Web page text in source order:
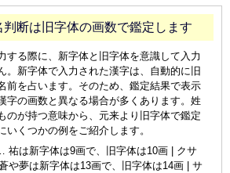
断は旧字体の画数で鑑定します
する際に、新字体と旧字体を意識して入力
。新字体で入力された漢字は、自動的に旧
前を占います。そのため、鑑定結果で表示
字の画数と異なる場合が多くあります。姓
のが持つ意味から、元来より旧字体で鑑定
いくつかの例をご紹介します。
祐は新字体は9画で、旧字体は10画 | クサ
や夢は新字体は13画で、旧字体は14画 | サ